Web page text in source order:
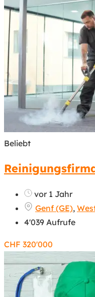
Beliebt
vor 1 Jahr
Genf (GE),
4'039 Aufrufe
CHF 320'000